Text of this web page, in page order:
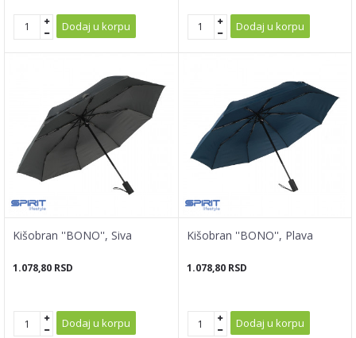
Dodaj u korpu Dodaj u korpu
Kišobran ''BONO'', Siva
1.078,80 RSD
Dodaj u korpu
Kišobran ''BONO'', Plava
1.078,80 RSD
Dodaj u korpu